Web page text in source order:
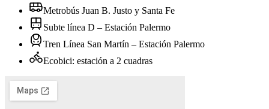
Metrobús Juan B. Justo y Santa Fe
Subte línea D – Estación Palermo
Tren Línea San Martín – Estación Palermo
Ecobici: estación a 2 cuadras